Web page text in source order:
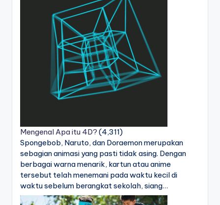
Mengenal Apa itu 4D? (4,311)
Spongebob, Naruto, dan Doraemon merupakan
sebagian animasi yang pasti tidak asing. Dengan
berbagai warna menarik, kartun atau anime
tersebut telah menemani pada waktu kecil di
waktu sebelum berangkat sekolah, siang…